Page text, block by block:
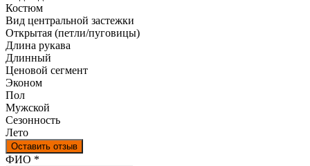
Костюм
Вид центральной застежки
Открытая (петли/пуговицы)
Длина рукава
Длинный
Ценовой сегмент
Эконом
Пол
Мужской
Сезонность
Лето
Оставить отзыв
Ваш отзыв был отправлен!
ФИО *